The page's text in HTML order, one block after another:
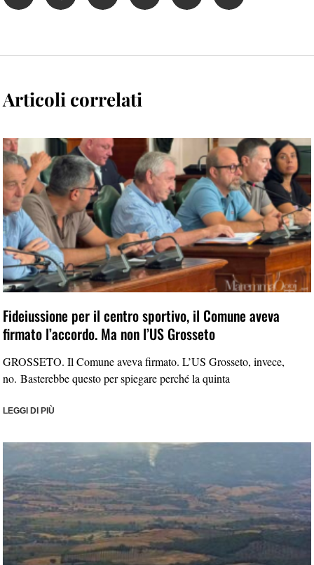
Articoli correlati
Fideiussione per il centro sportivo, il Comune aveva
firmato l’accordo. Ma non l’US Grosseto
GROSSETO. Il Comune aveva firmato. L’US Grosseto, invece,
no. Basterebbe questo per spiegare perché la quinta
LEGGI DI PIÙ